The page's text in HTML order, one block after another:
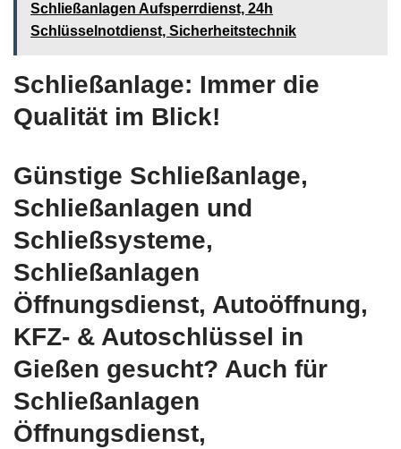
Schließanlagen Aufsperrdienst, 24h
Schlüsselnotdienst, Sicherheitstechnik
Schließanlage: Immer die
Qualität im Blick!
Günstige Schließanlage,
Schließanlagen und
Schließsysteme,
Schließanlagen
Öffnungsdienst, Autoöffnung,
KFZ- & Autoschlüssel in
Gießen gesucht? Auch für
Schließanlagen
Öffnungsdienst,